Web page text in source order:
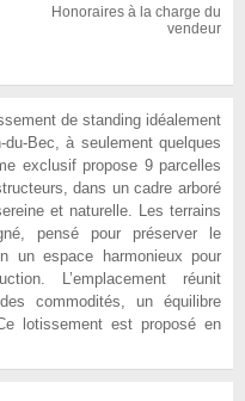
Honoraires à la charge du
vendeur
de standing idéalement
Bec, à seulement quelques
exclusif propose 9 parcelles
dans un cadre arboré
et naturelle. Les terrains
pensé pour préserver le
un espace harmonieux pour
L’emplacement réunit
commodités, un équilibre
lotissement est proposé en